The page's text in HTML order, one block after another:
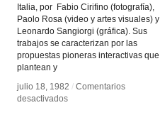
Italia, por Fabio Cirifino (fotografía),
Paolo Rosa (video y artes visuales) y
Leonardo Sangiorgi (gráfica). Sus
trabajos se caracterizan por las
propuestas pioneras interactivas que
plantean y
julio 18, 1982 / Comentarios
desactivadosen
julio 18, 1982 / Comentarios
desactivadosen